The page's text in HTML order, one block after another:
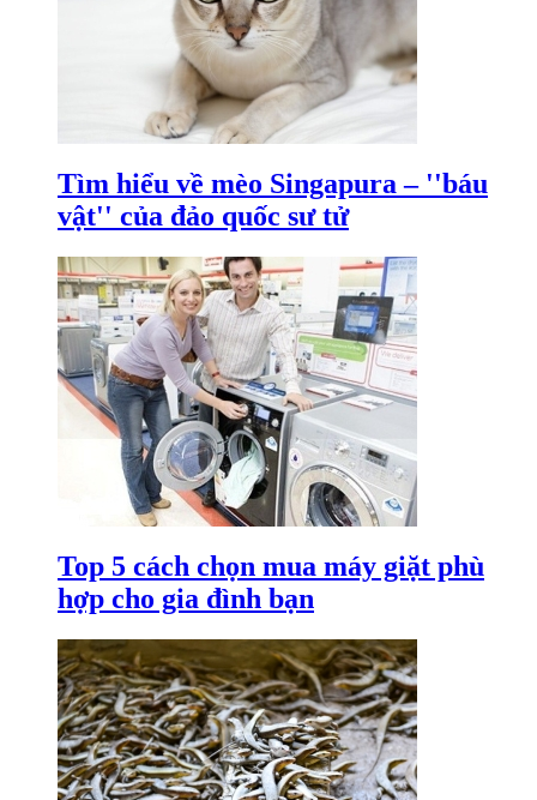
Tìm hiểu về mèo Singapura – ''báu
vật'' của đảo quốc sư tử
Top 5 cách chọn mua máy giặt phù
hợp cho gia đình bạn